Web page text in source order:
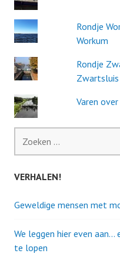
Rondje
Workum
Rondje
Zwartsluis
Varen
naar:
VERHALEN!
Geweldige mensen met
We leggen hier even aan…
te lopen